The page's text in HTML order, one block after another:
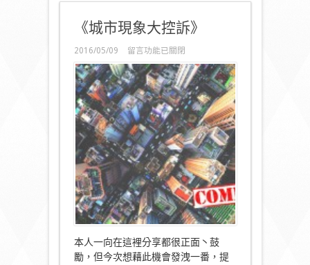
《城市現象大控訴》
2016/05/09
在
〈《城
市
現
象
大
控
訴》〉
中
留言功能已關閉
本人一向在這裡分享都很正面丶鼓
勵，但今次想藉此機會發洩一番，提